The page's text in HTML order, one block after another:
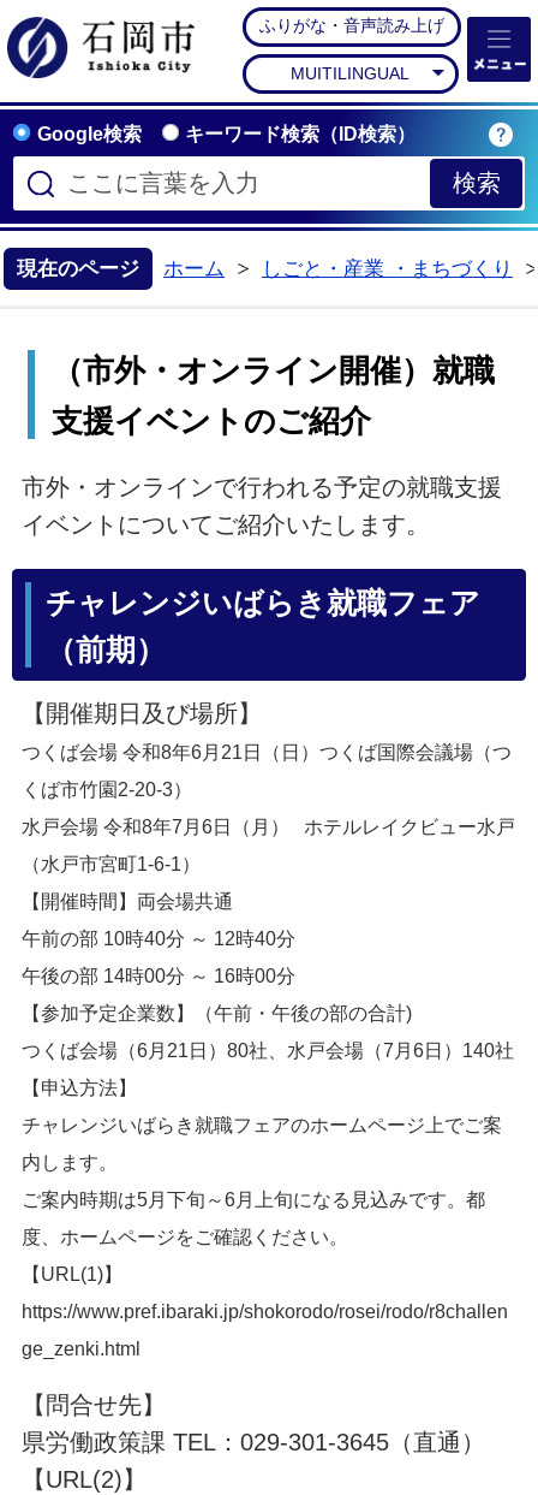
石岡市公式ホームペー
ふりがな・音声読み上げ
MUITILINGUAL
Google検索 キーワード検索（ID検索）
現在のページ ホーム
しごと・産業 ・まちづくり
（市外・オンライン開催）就職
支援イベントのご紹介
市外・オンラインで行われる予定の就職支援
イベントについてご紹介いたします。
チャレンジいばらき就職フェア
（前期）
【開催期日及び場所】
つくば会場 令和8年6月21日（日） つくば国際会議場（つ
くば市竹園2-20-3）
水戸会場 令和8年7月6日（月） ホテルレイクビュー水戸
（水戸市宮町1-6-1）
【開催時間】両会場共通
午前の部 10時40分 ～ 12時40分
午後の部 14時00分 ～ 16時00分
【参加予定企業数】（午前・午後の部の合計)
つくば会場（6月21日）80社、水戸会場（7月6日）140社
【申込方法】
チャレンジいばらき就職フェアのホームページ上でご案
内します。
ご案内時期は5月下旬～6月上旬になる見込みです。都
度、ホームページをご確認ください。
【URL(1)】
https://www.pref.ibaraki.jp/shokorodo/rosei/rodo/r8challen
ge_zenki.html
【問合せ先】
県労働政策課 TEL：029-301-3645（直通）
【URL(2)】